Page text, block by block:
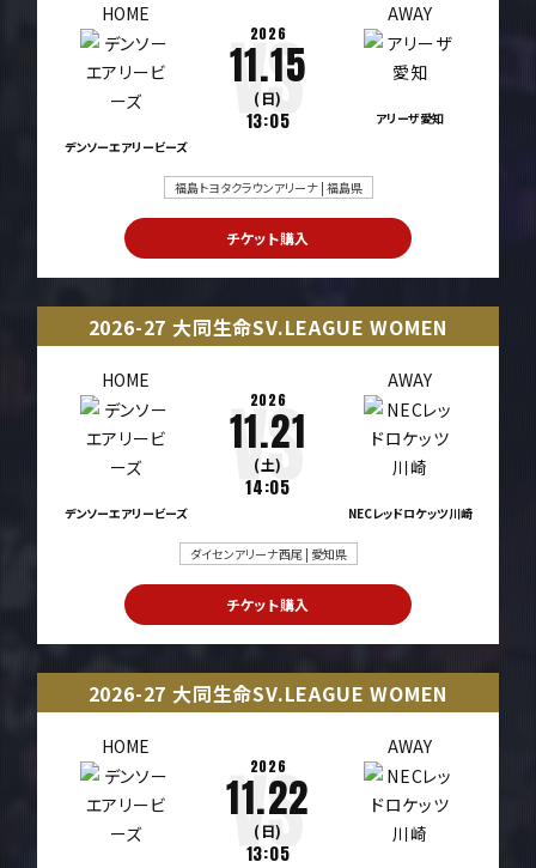
HOME
デンソーエアリービーズ
2026
11.15
(日)
13:05
AWAY
アリーザ愛知
福島トヨタクラウンアリーナ | 福島県
チケット購入
2026-27 大同生命SV.LEAGUE WOMEN
HOME
デンソーエアリービーズ
2026
11.21
(土)
14:05
AWAY
NECレッドロケッツ川崎
ダイセンアリーナ西尾 | 愛知県
チケット購入
2026-27 大同生命SV.LEAGUE WOMEN
HOME
2026
11.22
(日)
13:05
AWAY